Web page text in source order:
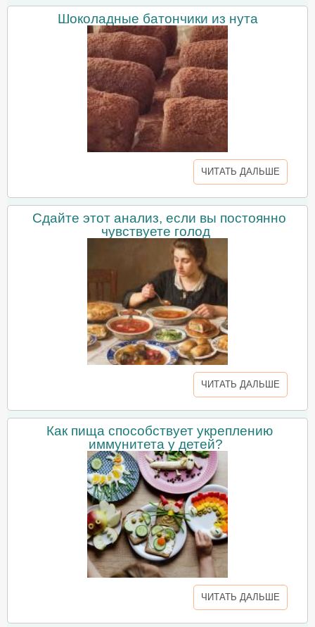
Шоколадные батончики из нута
ЧИТАТЬ ДАЛЬШЕ
Сдайте этот анализ, если вы постоянно
чувствуете голод
ЧИТАТЬ ДАЛЬШЕ
Как пища способствует укреплению
иммунитета у детей?
ЧИТАТЬ ДАЛЬШЕ